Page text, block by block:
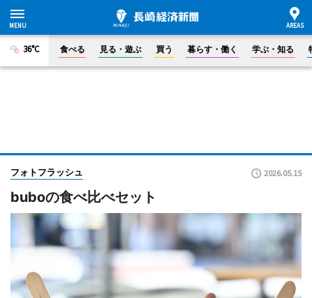
36°C 食べる 見る・遊ぶ 買う 暮らす・働く 学ぶ・知る
フォトフラッシュ 2026.05.15
buboの食べ比べセット